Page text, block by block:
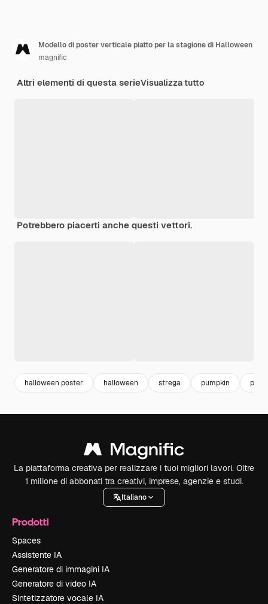
Modello di poster verticale piatto per la stagione di Halloween
magnific
Altri elementi di questa serieVisualizza tutto
Potrebbero piacerti anche questi vettori.
halloween poster halloween strega pumpkin
La piattaforma creativa per realizzare i tuoi migliori lavori. Oltre
1 milione di abbonati tra creativi, imprese, agenzie e studi.
Italiano
Prodotti
Spaces
Assistente IA
Generatore di immagini IA
Generatore di video IA
Sintetizzatore vocale IA